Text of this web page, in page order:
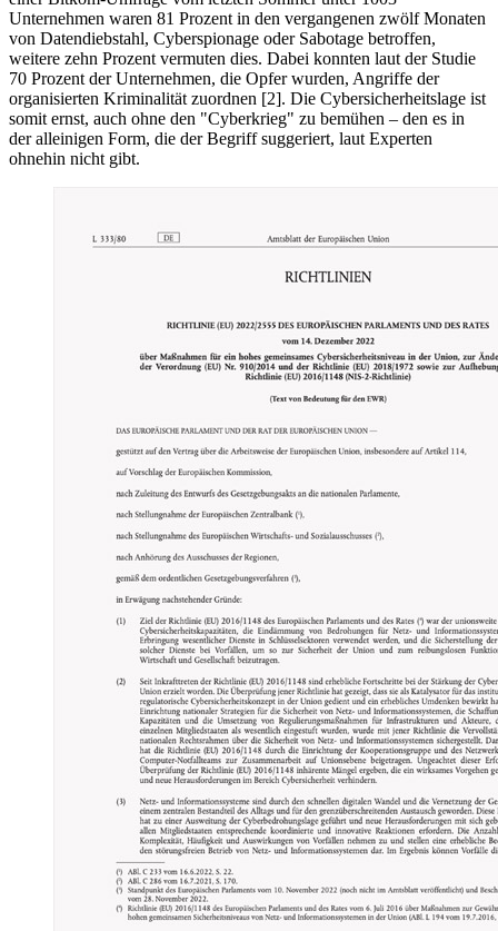
Unternehmen waren 81 Prozent in den vergangenen zwölf Monaten
von Datendiebstahl, Cyberspionage oder Sabotage betroffen,
weitere zehn Prozent vermuten dies. Dabei konnten laut der Studie
70 Prozent der Unternehmen, die Opfer wurden, Angriffe der
organisierten Kriminalität zuordnen [2]. Die Cybersicherheitslage ist
somit ernst, auch ohne den "Cyberkrieg" zu bemühen – den es in
der alleinigen Form, die der Begriff suggeriert, laut Experten
ohnehin nicht gibt.